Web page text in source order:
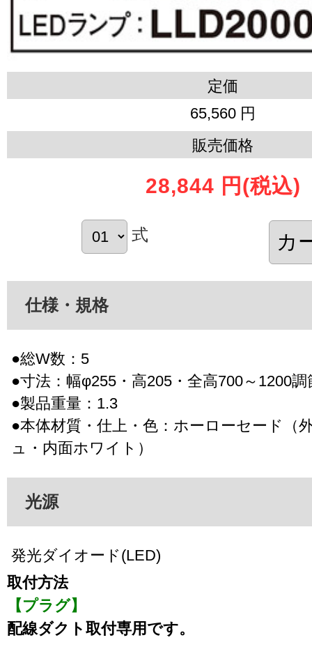
定価
65,560 円
販売価格
28,844 円 (税込)
式
仕様・規格
●総W数：5
●寸法：幅φ255・高205・全高700～1200調
●製品重量：1.3
●本体材質・仕上・色：ホーローセード（
ュ・内面ホワイト）
光源
発光ダイオード(LED)
取付方法
【プラグ】
配線ダクト取付専用です。